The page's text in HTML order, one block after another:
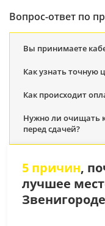
Вопрос-ответ по
Вы принимаете
Как узнать точную
Как происходит
Нужно ли очищать
перед сдачей?
5 причин,
лучшее
Звенигороде